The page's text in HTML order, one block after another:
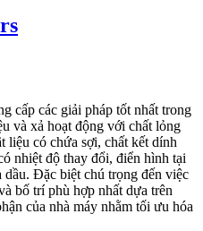
cấp các giải pháp tốt nhất trong
và xả hoạt động với chất lỏng
liệu có chứa sợi, chất kết dính
nhiệt độ thay đổi, điển hình tại
dầu. Đặc biệt chú trọng đến việc
bố trí phù hợp nhất dựa trên
của nhà máy nhằm tối ưu hóa